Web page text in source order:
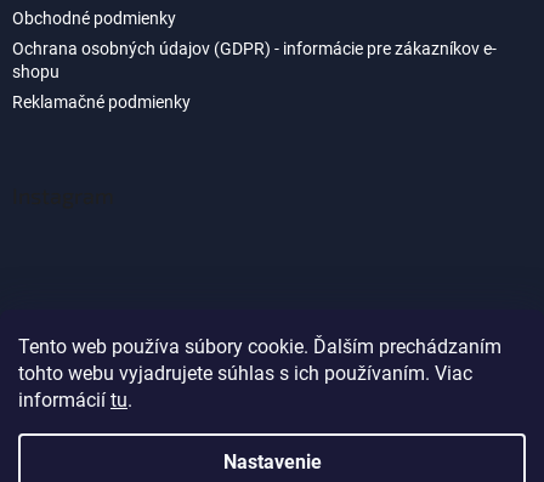
Tento web používa súbory cookie. Ďalším prechádzaním
tohto webu vyjadrujete súhlas s ich používaním. Viac
informácií tu.
Nastavenie
Obchodné podmienky
Ochrana osobných údajov (GDPR) - informácie pre zákazníkov e-
shopu
Reklamačné podmienky
Sledovať na Instagrame
Vytvoril Shoptet